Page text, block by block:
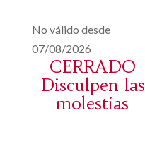
No válido desde
07/08/2026
CERRADO
Disculpen las
molestias